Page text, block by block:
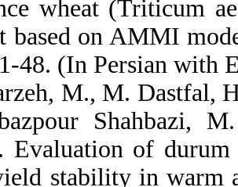
advance
biplot
77: 41-48.
Sarbarzeh,
2012.
and yield